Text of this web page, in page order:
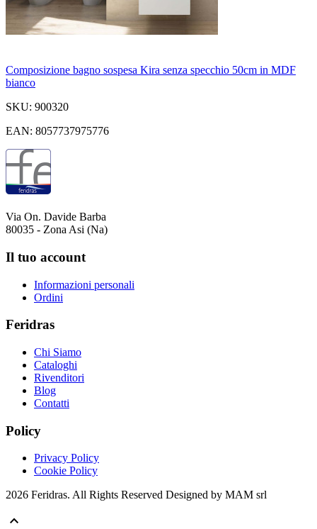
Composizione bagno sospesa Kira senza specchio 50cm in MDF
bianco
SKU: 900320
EAN: 8057737975776
Via On. Davide Barba
80035 - Zona Asi (Na)
Il tuo account
Informazioni personali
Ordini
Feridras
Chi Siamo
Cataloghi
Rivenditori
Blog
Contatti
Policy
Privacy Policy
Cookie Policy
2026 Feridras. All Rights Reserved Designed by MAM srl
keyboard_arrow_up